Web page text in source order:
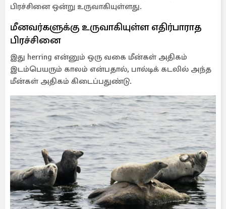
பிரச்சினை ஒன்று உருவாகியுள்ளது.
மீனவர்களுக்கு உருவாகியுள்ள எதிர்பாராத
பிரச்சினை
இது herring என்னும் ஒரு வகை மீன்கள் அதிகம்
இடம்பெயரும் காலம் என்பதால், பால்டிக் கடலில் அந்த
மீன்கள் அதிகம் கிடைப்பதுண்டு.